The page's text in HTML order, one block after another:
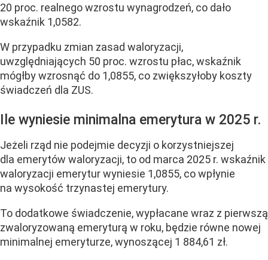
20 proc. realnego wzrostu wynagrodzeń, co dało
wskaźnik 1,0582.
W przypadku zmian zasad waloryzacji,
uwzględniających 50 proc. wzrostu płac, wskaźnik
mógłby wzrosnąć do 1,0855, co zwiększyłoby koszty
świadczeń dla ZUS.
Ile wyniesie minimalna emerytura w 2025 r.
Jeżeli rząd nie podejmie decyzji o korzystniejszej
dla emerytów waloryzacji, to od marca 2025 r. wskaźnik
waloryzacji emerytur wyniesie 1,0855, co wpłynie
na wysokość trzynastej emerytury.
To dodatkowe świadczenie, wypłacane wraz z pierwszą
zwaloryzowaną emeryturą w roku, będzie równe nowej
minimalnej emeryturze, wynoszącej 1 884,61 zł.